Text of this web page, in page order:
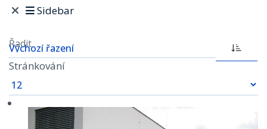
Sidebar
Řadit
Stránkování